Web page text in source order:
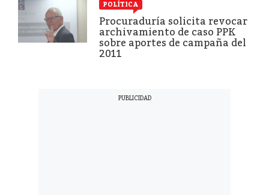
POLÍTICA
Procuraduría solicita revocar
archivamiento de caso PPK
sobre aportes de campaña del
2011